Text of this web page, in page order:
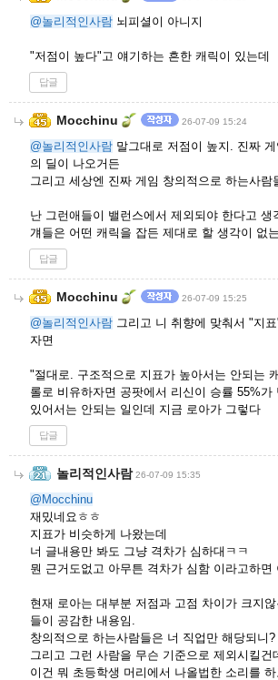
@놀리적인사람 뇌피셜이 아니지
"저점이 높다"고 얘기하는 흔한 캐릭이 있는데
답글
Mocchinu 26-07-09 15:24
@놀리적인사람 말그대로 저점이 높지. 진짜
의 딜이 나오거든
그리고 세상엔 진짜 게임 창의적으로 하는사람
난 그런애들이 밸런스에서 제외되야 한다고 생
걔들은 어떤 캐릭을 잡든 제대로 할 생각이 없
답글
Mocchinu 26-07-09 15:25
@놀리적인사람 그리고 니 취향에 맞춰서 "지
자면
"절대로. 구조적으로 지표가 높아서는 안되는
롤로 비유하자면 공팟에서 리신이 승률 55%가
있어서는 안되는 일인데 지금 로아가 그렇다
답글
놀리적인사람 26-07-09 15:35
@Mocchinu
재밌네요ㅎㅎ
지표가 비슷하게 나왔는데
너 글내용만 봐도 그냥 격차가 심하대ㅋㅋ
뭔 근거도없고 아무튼 격차가 심함 이라고하면
현재 로아는 대부분 저점과 고점 차이가 크지
들이 공감한 내용임.
창의적으로 하는사람들은 너 직업만 해당되니
그리고 그런 사람을 무슨 기준으로 제외시킬건
이건 뭐 초등학생 머리에서 나올법한 소리를 하